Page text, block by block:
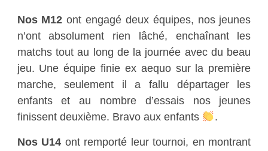
Nos M12 ont engagé deux équipes, nos jeunes
n’ont absolument rien lâché, enchaînant les
matchs tout au long de la journée avec du beau
jeu. Une équipe finie ex aequo sur la première
marche, seulement il a fallu départager les
enfants et au nombre d’essais nos jeunes
finissent deuxième. Bravo aux enfants
.
Nos U14 ont remporté leur tournoi, en montrant